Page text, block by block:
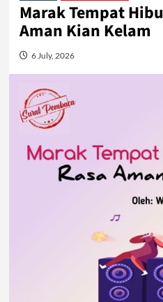
Marak Tempat
Aman Kian Kelam
6 July, 2026